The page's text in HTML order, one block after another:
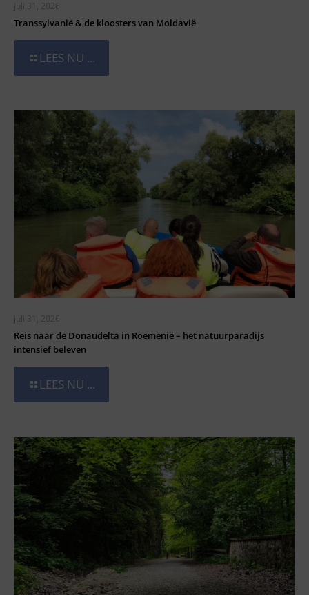
juli 31, 2026
Transsylvanië & de kloosters van Moldavië
LEES NU ...
juli 31, 2026
Reis naar de Donaudelta in Roemenië – het natuurparadijs
intensief beleven
LEES NU ...